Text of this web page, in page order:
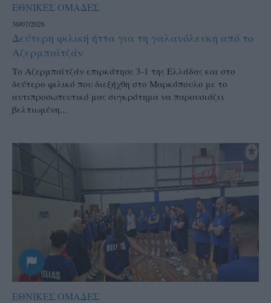
ΕΘΝΙΚΕΣ ΟΜΑΔΕΣ
30/07/2026
Δεύτερη φιλική ήττα για τη γαλανόλευκη από το
Αζερμπαϊτζάν
Το Αζερμπαϊτζάν επιρκάτησε 3-1 της Ελλάδας και στο
δεύτερο φιλικό που διεξήχθη στο Μαρκόπουλο με το
αντιπροσωπευτικό μας συγκρότημα να παρουσιάζει
βελτιωμένη...
ΕΘΝΙΚΕΣ ΟΜΑΔΕΣ